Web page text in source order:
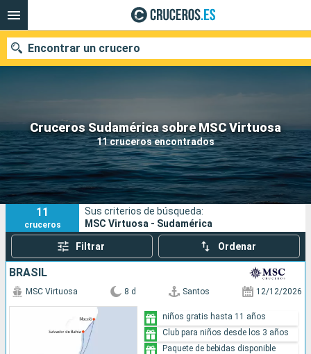
Cruceros Sudamérica sobre MSC Virtuosa
11 cruceros encontrados
Encontrar un crucero
Nuestros destinos
Fecha de salida
Puertos Compañías
Buscar
11
cruceros
Sus criterios de búsqueda:
MSC Virtuosa - Sudamérica
Filtrar Ordenar
BRASIL
MSC Virtuosa 8 d Santos 12/12/2026
niños gratis hasta 11 años
Club para niños desde los 3 años
Paquete de bebidas disponible